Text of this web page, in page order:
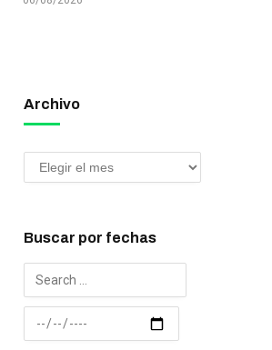
Archivo
Buscar por fechas